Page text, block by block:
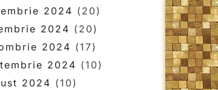
2024 (20)
2024 (20)
2024 (17)
2024 (10)
2024 (10)